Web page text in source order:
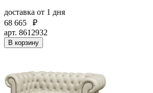
доставка от 1 дня
68 665
₽
арт. 8612932
В корзину